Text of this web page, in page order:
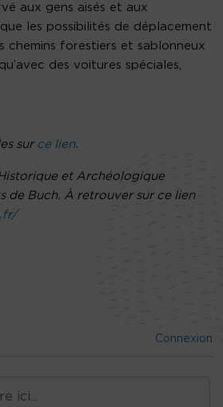
aux gens aisés et aux
les possibilités de déplacement
chemins forestiers et sablonneux
des voitures spéciales,
sur ce lien.
et Archéologique
de Buch. À retrouver sur ce lien
Connexion